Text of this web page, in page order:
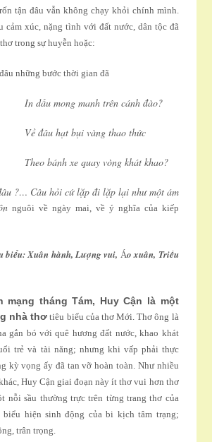
tận đâu vẫn không chạy khỏi chính mình.
cảm xúc, nặng tình với đất nước, dân tộc đã
trong sự huyễn hoặc:
bước thời gian đã
manh trên cánh đào?
bụi vàng thao thức
xe quay vòng khát khao?
hỏi cứ lặp đi lặp lại như một ám
nguôi về ngày mai, về ý nghĩa của kiếp
biểu: Xuân hành, Lượng vui,Áo xuân, Triều
mạng tháng Tám, Huy Cận là một
nhà thơtiêu biểu của thơ Mới. Thơ ông là
gắn bó với quê hương đất nước, khao khát
trẻ và tài năng; nhưng khi vấp phải thực
kỳ vọng ấy đã tan vỡ hoàn toàn. Như nhiều
Huy Cận giai đoạn này ít thơ vui hơn thơ
nỗi sầu thường trực trên từng trang thơ của
hiện sinh động của bi kịch tâm trạng;
trân trọng.